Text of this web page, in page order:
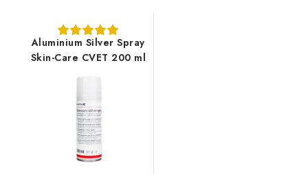
Aluminium Silver Spray
Skin-Care CVET 200 ml